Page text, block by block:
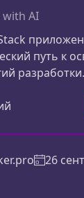
with AI
путь к
так и
и
с
вас
до
ключевые
26